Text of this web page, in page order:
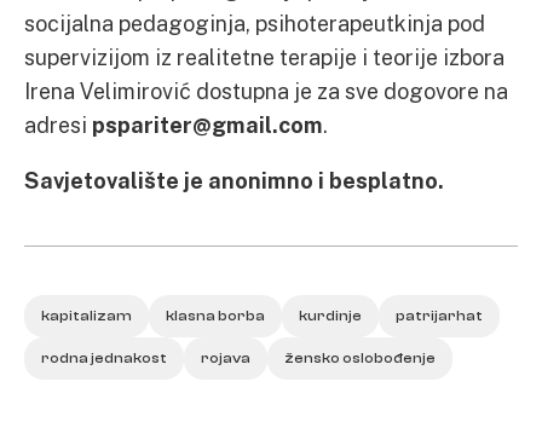
socijalna pedagoginja, psihoterapeutkinja pod
supervizijom iz realitetne terapije i teorije izbora
Irena Velimirović dostupna je za sve dogovore na
adresi pspariter@gmail.com.
Savjetovalište je anonimno i besplatno.
kapitalizam klasna borba kurdinje patrijarhat
rodna jednakost rojava žensko oslobođenje